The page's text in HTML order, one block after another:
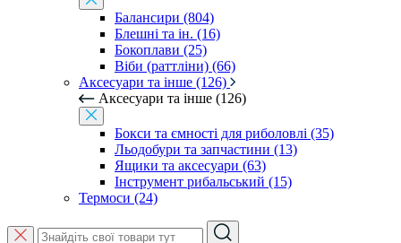
Балансири (804)
Блешні та ін. (16)
Бокоплави (25)
Віби (раттліни) (66)
Аксесуари та інше (126)
Аксесуари та інше (126)
Бокси та ємності для риболовлі (35)
Льодобури та запчастини (13)
Ящики та аксесуари (63)
Інструмент рибальський (15)
Термоси (24)